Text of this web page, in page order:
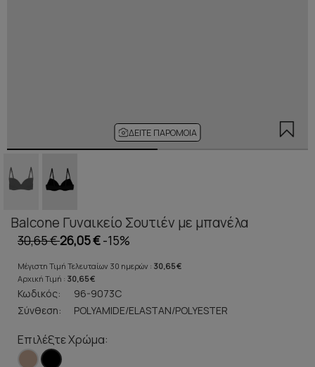
ΔΕΊΤΕ ΠΑΡΌΜΟΙΑ
Balcone Γυναικείο Σουτιέν με μπανέλα
30,65 €26,05 €-15%
Μέγιστη Τιμή Τελευταίων 30 ημερών : 30,65 €
Αρχική Τιμή : 30,65 €
Κωδικός:
96-9073C
Σύνθεση:
POLYAMIDE/ELASTAN/POLYESTER
Επιλέξτε Χρώμα: